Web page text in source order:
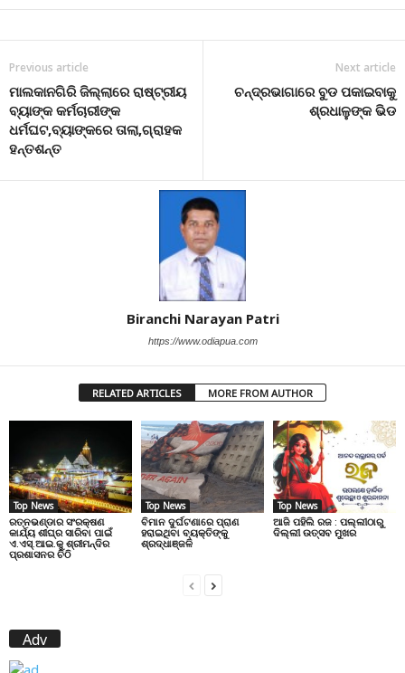
Previous article
ମାଲକାନଗିରି ଜିଲ୍ଲାରେ ରାଷ୍ଟ୍ରୀୟ
ବ୍ୟାଙ୍କ କର୍ମଚାରୀଙ୍କ
ଧର୍ମଘଟ,ବ୍ୟାଙ୍କରେ ତାଲା,ଗ୍ରାହକ
ହନ୍ତଶନ୍ତ
Next article
ଚନ୍ଦ୍ରଭାଗାରେ ବୁଡ ପକାଇବାକୁ
ଶ୍ରଧାଳୁଙ୍କ ଭିଡ
Biranchi Narayan Patri
https://www.odiapua.com
RELATED ARTICLES MORE FROM AUTHOR
Top News
ରତ୍ନଭଣ୍ଡାର ସଂରକ୍ଷଣ
କାର୍ଯ୍ୟ ଶୀଘ୍ର ସାରିବା ପାଇଁ
ଏ.ଏସ୍.ଆଇ.କୁ ଶ୍ରୀମନ୍ଦିର
ପ୍ରଶାସନର ଚିଠି
Top News
ବିମାନ ଦୁର୍ଘଟଣାରେ ପ୍ରାଣ
ହରାଇଥିବା ବ୍ୟକ୍ତିଙ୍କୁ
ଶ୍ରଦ୍ଧାଞ୍ଜଳି
Top News
ଆଜି ପହିଲି ରଜ : ପଲ୍ଲୀଠାରୁ
ଦିଲ୍ଲୀ ଉତ୍ସବ ମୁଖର
Adv